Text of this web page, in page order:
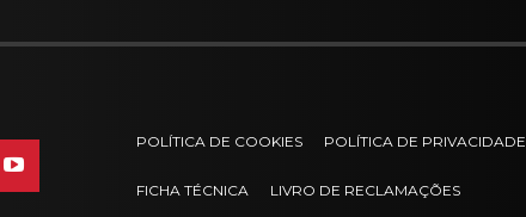
POLÍTICA DE COOKIES POLÍTICA DE PRIVACIDADE
FICHA TÉCNICA LIVRO DE RECLAMAÇÕES